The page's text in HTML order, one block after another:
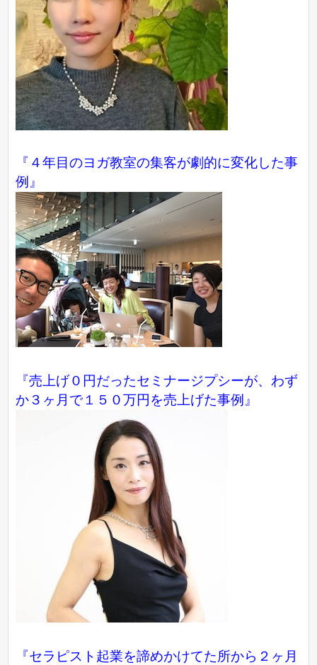
『４年目のヨガ教室の集客が劇的に変化した事
例』
『売上げ０円だったセミナージプシーが、わず
か３ヶ月で１５０万円を売上げた事例』
『セラピスト起業を諦めかけてた所から２ヶ月